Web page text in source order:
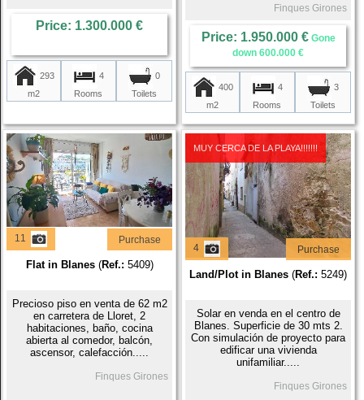
Price: 1.300.000 €
293
m2
4
Rooms
0
Toilets
Finques Girones
Price: 1.950.000 €Gone
down 600.000 €
400
m2
4
Rooms
3
Toilets
11 Purchase
Flat in Blanes(Ref.: 5409)
Precioso piso en venta de 62 m2
en carretera de Lloret, 2
habitaciones, baño, cocina
abierta al comedor, balcón,
ascensor, calefacción.....
Finques Girones
MUY CERCA DE LA PLAYA!!!!!!!
4 Purchase
Land/Plot in Blanes (Ref.: 5249)
Solar en venda en el centro de
Blanes. Superficie de 30 mts 2.
Con simulación de proyecto para
edificar una vivienda
unifamiliar.....
Finques Girones